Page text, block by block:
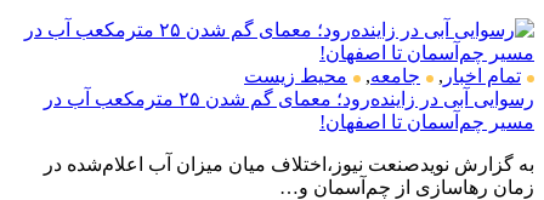
تمام اخبار , جامعه,
محیط زیست
رسوایی آبی در زاینده‌رود؛ معمای گم شدن ۲۵ مترمکعب آب در
مسیر چم‌آسمان تا اصفهان!
به گزارش نویدصنعت نیوز،اختلاف میان میزان آب اعلام‌شده در
زمان رهاسازی از چم‌آسمان و…